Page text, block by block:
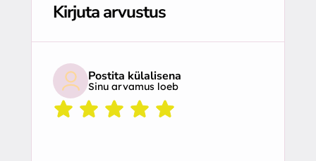
Kirjuta arvustus
Postita külalisena
Sinu arvamus loeb